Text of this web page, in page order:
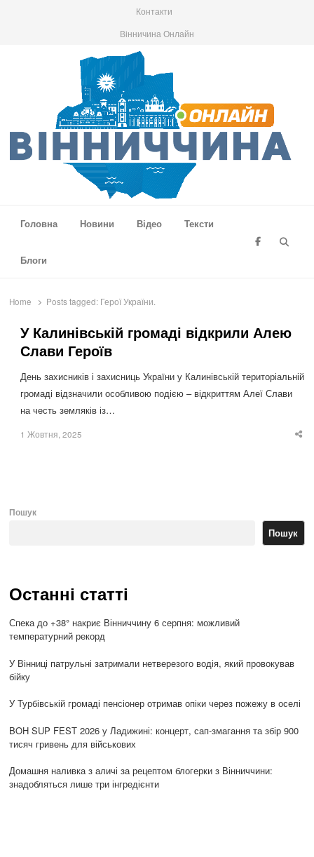
Контакти
Вінничина Онлайн
Головна
Новини Відео Тексти
Блоги
Home Posts tagged: Герої України.
У Калинівській громаді відкрили Алею
Слави Героїв
День захисників і захисниць України у Калинівській територіальній
громаді відзначили особливою подією – відкриттям Алеї Слави
на честь земляків із…
1 Жовтня, 2025
Пошук
Пошук
Останні статті
Спека до +38° накриє Вінниччину 6 серпня: можливий
температурний рекорд
У Вінниці патрульні затримали нетверезого водія, який провокував
бійку
У Турбівській громаді пенсіонер отримав опіки через пожежу в оселі
BOH SUP FEST 2026 у Ладижині: концерт, сап-змагання та збір 900
тисяч гривень для військових
Домашня наливка з аличі за рецептом блогерки з Вінниччини:
знадобляться лише три інгредієнти